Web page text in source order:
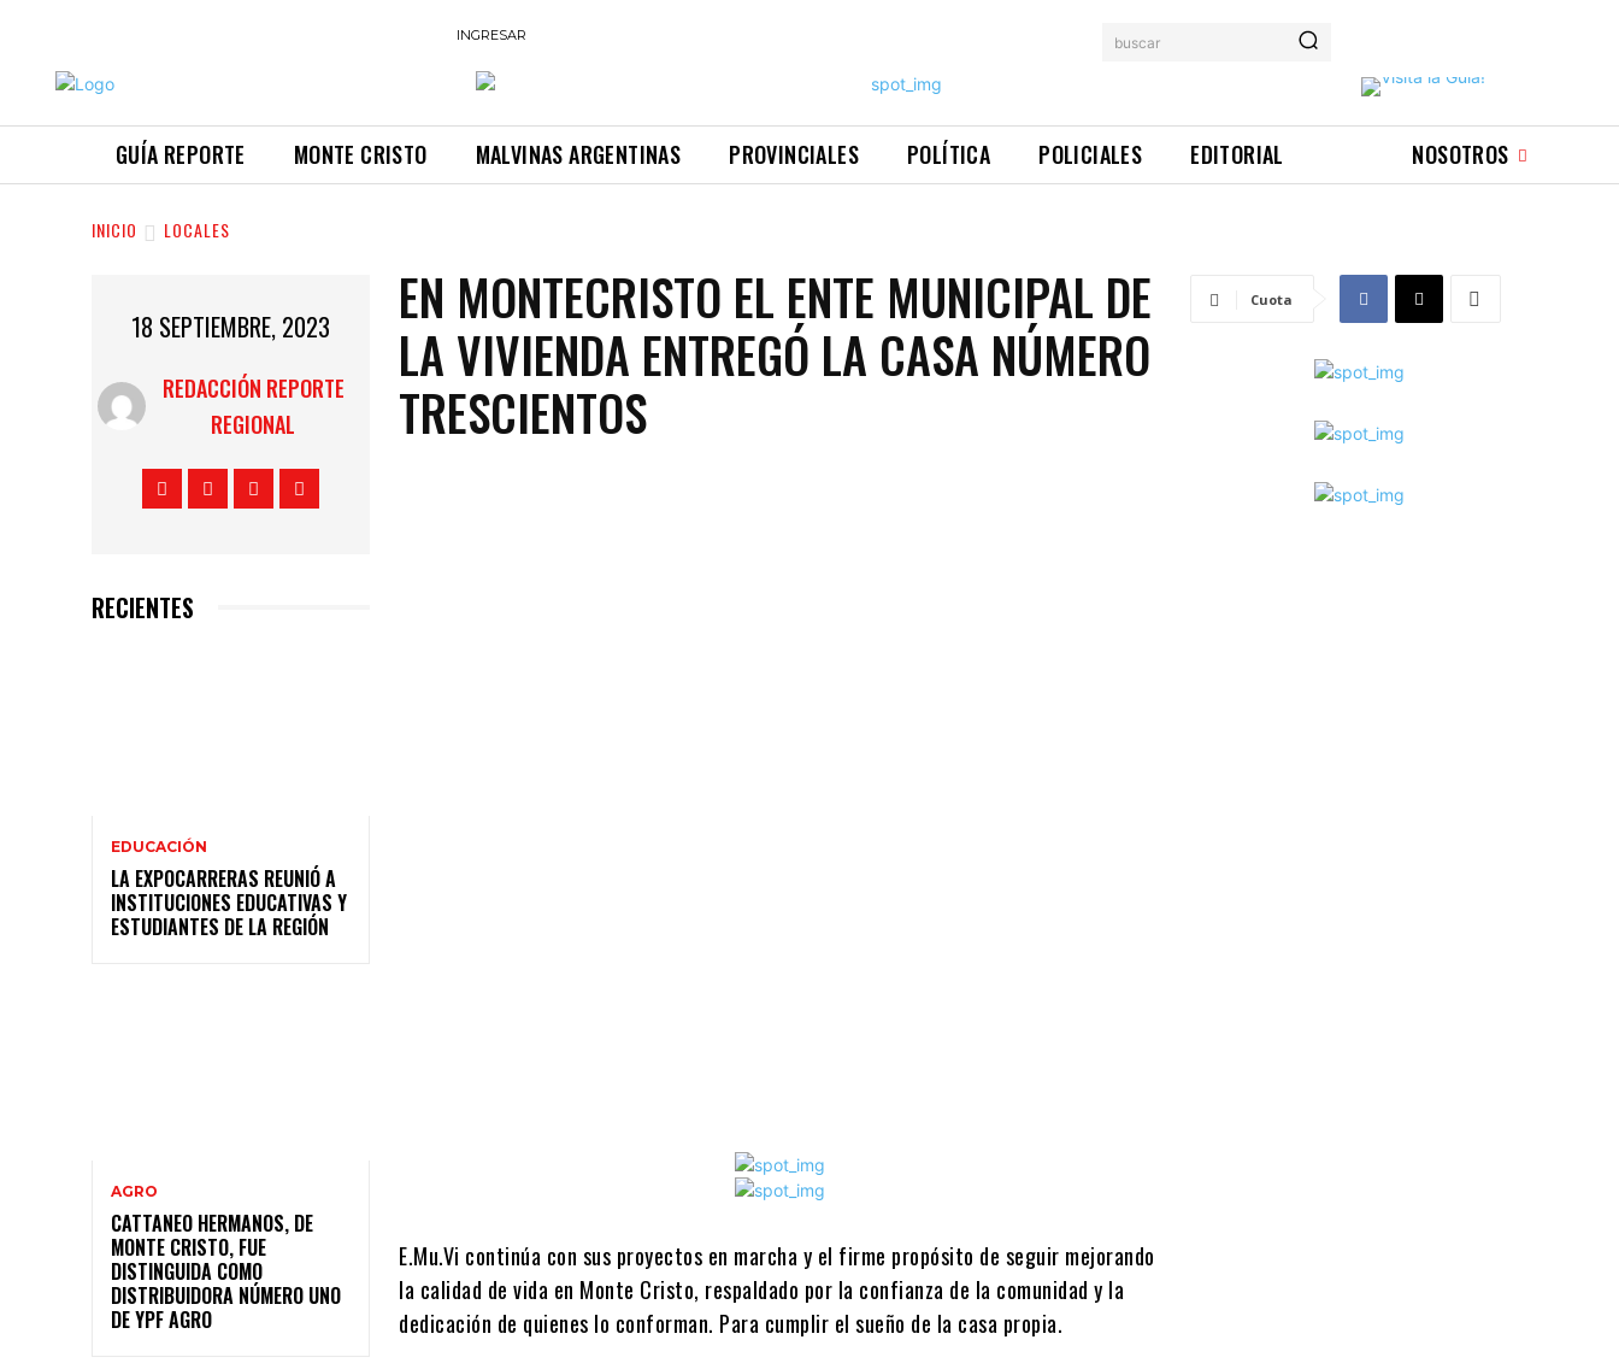
INGRESAR buscar
GUÍA REPORTE MONTE CRISTO MALVINAS ARGENTINAS PROVINCIALES POLÍTICA POLICIALES EDITORIAL NOSOTROS
INICIO LOCALES
18 SEPTIEMBRE, 2023
REDACCIÓN REPORTE
REGIONAL
RECIENTES
EDUCACIÓN
LA EXPOCARRERAS REUNIÓ A
INSTITUCIONES EDUCATIVAS Y
ESTUDIANTES DE LA REGIÓN
AGRO
CATTANEO HERMANOS, DE
MONTE CRISTO, FUE
DISTINGUIDA COMO
DISTRIBUIDORA NÚMERO UNO
DE YPF AGRO
EN MONTECRISTO EL ENTE MUNICIPAL DE
LA VIVIENDA ENTREGÓ LA CASA NÚMERO
TRESCIENTOS
E.Mu.Vi continúa con sus proyectos en marcha y el firme propósito de seguir mejorando
la calidad de vida en Monte Cristo, respaldado por la confianza de la comunidad y la
dedicación de quienes lo conforman. Para cumplir el sueño de la casa propia.
Cuota